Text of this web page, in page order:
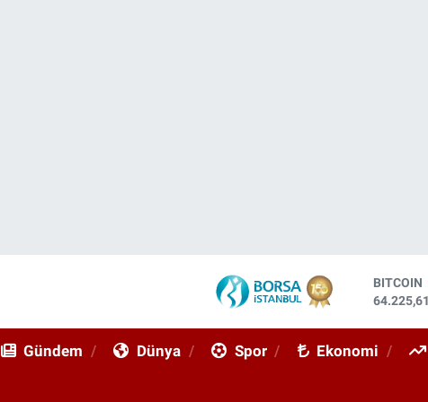
DOLAR
47,7143
STERLİN
Gündem Dünya Spor Ekonomi